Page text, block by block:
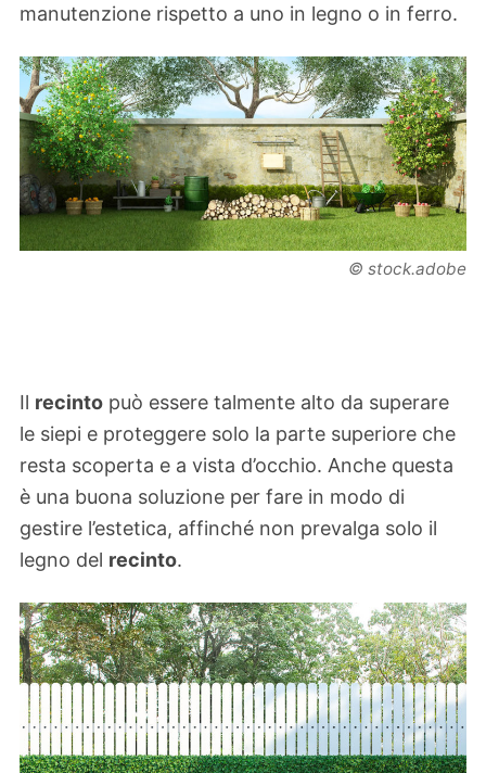
manutenzione rispetto a uno in legno o in ferro.
© stock.adobe
Il recinto può essere talmente alto da superare
le siepi e proteggere solo la parte superiore che
resta scoperta e a vista d’occhio. Anche questa
è una buona soluzione per fare in modo di
gestire l’estetica, affinché non prevalga solo il
legno del recinto.